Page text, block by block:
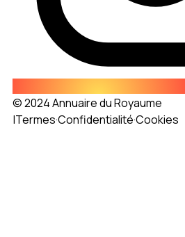
© 2024 Annuaire du Royaume
|Termes·Confidentialité·Cookies